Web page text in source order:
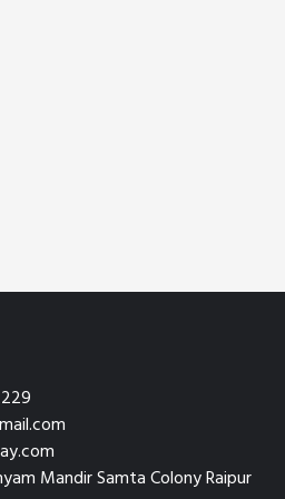
Mandir Samta Colony Raipur